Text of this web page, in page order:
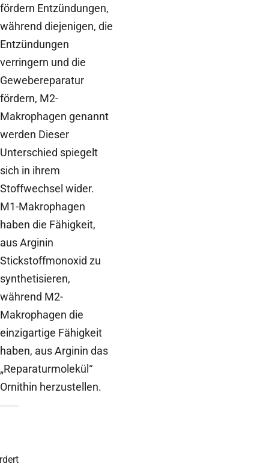
fördern Entzündungen,
während diejenigen, die
Entzündungen
verringern und die
Gewebereparatur
fördern, M2-
Makrophagen genannt
werden Dieser
Unterschied spiegelt
sich in ihrem
Stoffwechsel wider.
M1-Makrophagen
haben die Fähigkeit,
aus Arginin
Stickstoffmonoxid zu
synthetisieren,
während M2-
Makrophagen die
einzigartige Fähigkeit
haben, aus Arginin das
„Reparaturmolekül“
Ornithin herzustellen.